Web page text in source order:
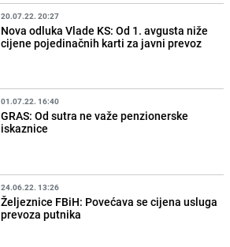
20.07.22. 20:27
Nova odluka Vlade KS: Od 1. avgusta niže
cijene pojedinačnih karti za javni prevoz
01.07.22. 16:40
GRAS: Od sutra ne važe penzionerske
iskaznice
24.06.22. 13:26
Željeznice FBiH: Povećava se cijena usluga
prevoza putnika